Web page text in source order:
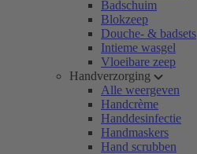
Badschuim
Blokzeep
Douche- & badsets
Intieme wasgel
Vloeibare zeep
Handverzorging
Alle weergeven
Handcrème
Handdesinfectie
Handmaskers
Hand scrubben